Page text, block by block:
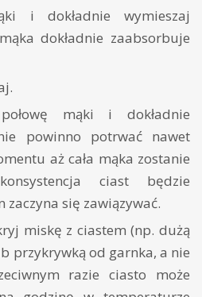
i dokładnie wymieszaj
dokładnie zaabsorbuje
mąki i dokładnie
powinno potrwać nawet
aż cała mąka zostanie
ciast będzie
zaczyna się zawiązywać.
miskę z ciastem (np. dużą
przykrywką od garnka, a nie
razie ciasto może